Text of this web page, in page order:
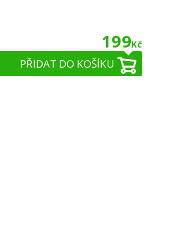
199Kč
PŘIDAT DO KOŠÍKU